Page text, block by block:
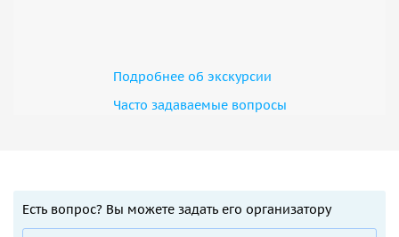
Подробнее об экскурсии
Часто задаваемые вопросы
Есть вопрос? Вы можете задать его организатору